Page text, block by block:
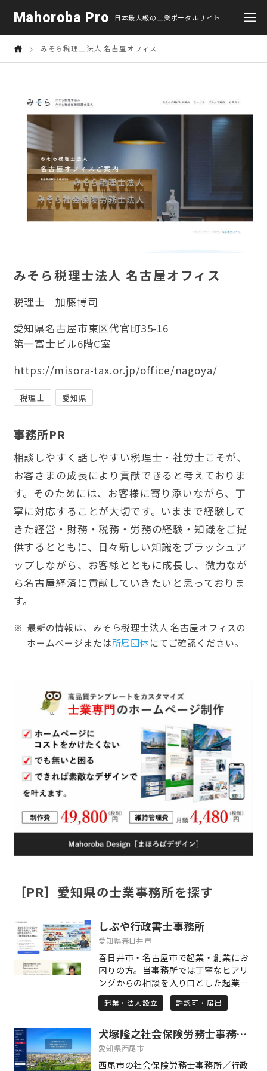
Mahoroba Pro 日本最大級の士業ポータルサイト
みそら税理士法人 名古屋オフィス
みそら税理士法人 名古屋オフィス
税理士
加藤博司
愛知県名古屋市東区代官町35-16
第一富士ビル6階C室
https://misora-tax.or.jp/office/nagoya/
税理士 愛知県
事務所PR
相談しやすく話しやすい税理士・社労士こそが、
お客さまの成長により貢献できると考えておりま
す。そのためには、お客様に寄り添いながら、丁
寧に対応することが大切です。いままで経験して
きた経営・財務・税務・労務の経験・知識をご提
供するとともに、日々新しい知識をブラッシュア
ップしながら、お客様とともに成長し、微力なが
ら名古屋経済に貢献していきたいと思っておりま
す。
最新の情報は、みそら税理士法人 名古屋オフィスの
ホームぺージまたは所属団体にてご確認ください。
［PR］愛知県の士業事務所を探す
しぶや行政書士事務所
愛知県春日井市
春日井市・名古屋市で起業・創業にお
困りの方。当事務所では丁寧なヒアリ
ングからの相談を入り口とした起業・
創業支援を行っています。事業を起こ
す時、必要な許認可申請と共に資金面
でお困りの方いませんか？資金が足り
ないからといって夢を諦めそうになっ
ていませんか？そういった方々はぜひ
起業・法人設立 許認可・届出
犬塚隆之社会保険労務士事務所／行政書士事務所
愛知県西尾市
西尾市の社会保険労務士事務所／行政